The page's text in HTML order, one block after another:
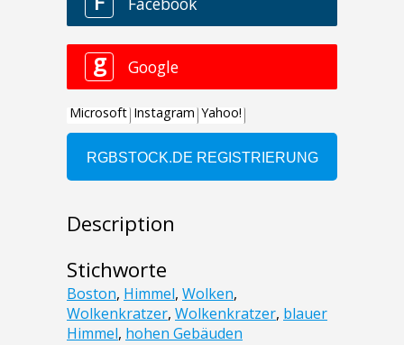
Description
Stichworte
Boston, Himmel, Wolken,
Wolkenkratzer, Wolkenkratzer, blauer
Himmel, hohen Gebäuden